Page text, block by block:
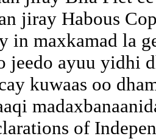
jiray Habous
in maxkamad la
jeedo ayuu yidhi
kuwaas oo
of